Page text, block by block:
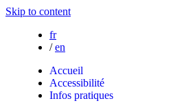
Skip to content
fr
/ en
Accueil
Accessibilité
Infos pratiques